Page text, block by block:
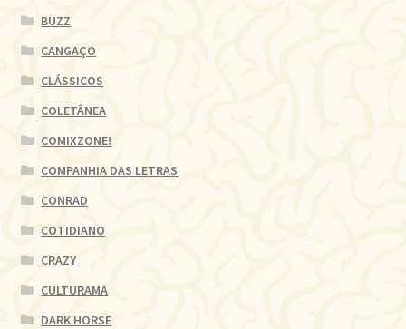
BUZZ
CANGAÇO
CLÁSSICOS
COLETÂNEA
COMIXZONE!
COMPANHIA DAS LETRAS
CONRAD
COTIDIANO
CRAZY
CULTURAMA
DARK HORSE